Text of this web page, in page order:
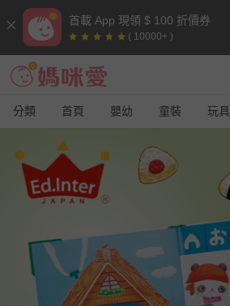
首載 App 現領 $ 100 折價券
( 10000+ )
分類 首頁 嬰幼 童裝 玩具